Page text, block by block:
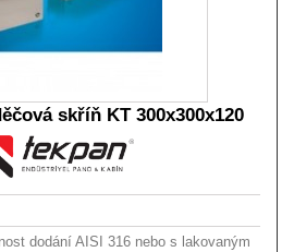
skříň KT 300x300x120
dodání AISI 316 nebo s lakovaným